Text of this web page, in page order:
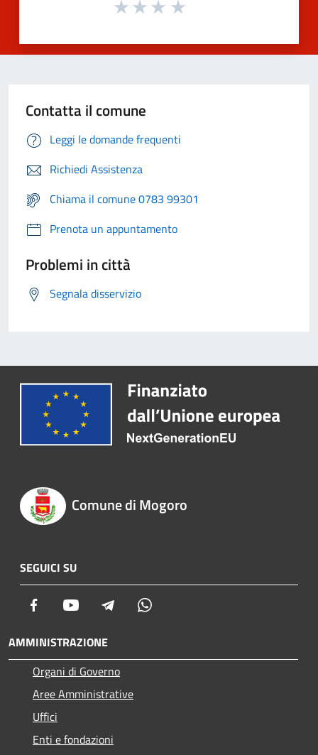
Contatta il comune
Leggi le domande frequenti
Richiedi Assistenza
Chiama il comune 0783 99301
Prenota un appuntamento
Problemi in città
Segnala disservizio
Comune di Mogoro
SEGUICI SU
Facebook Youtube Telegram
AMMINISTRAZIONE
Organi di Governo
Aree Amministrative
Uffici
Enti e fondazioni